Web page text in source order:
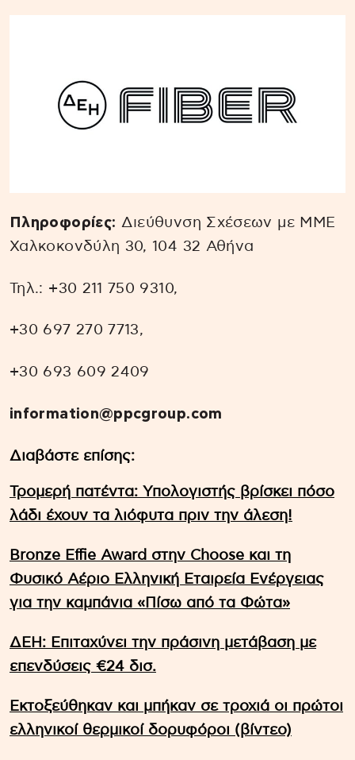
Πληροφορίες: Διεύθυνση Σχέσεων με ΜΜΕ
Χαλκοκονδύλη 30, 104 32 Αθήνα
Τηλ.: +30 211 750 9310,
+30 697 270 7713,
+30 693 609 2409
information@ppcgroup.com
Διαβάστε επίσης:
Τρομερή πατέντα: Υπολογιστής βρίσκει πόσο
λάδι έχουν τα λιόφυτα πριν την άλεση!
Bronze Effie Award στην Choose και τη
Φυσικό Αέριο Ελληνική Εταιρεία Ενέργειας
για την καμπάνια «Πίσω από τα Φώτα»
ΔΕΗ: Επιταχύνει την πράσινη μετάβαση με
επενδύσεις €24 δισ.
Εκτοξεύθηκαν και μπήκαν σε τροχιά οι πρώτοι
ελληνικοί θερμικοί δορυφόροι (βίντεο)